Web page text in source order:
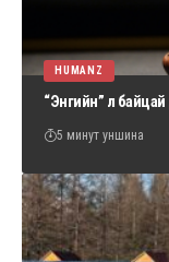
HUMANZ
“Энгийн” л
5 минут уншина